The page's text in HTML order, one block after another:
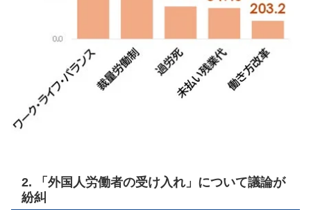
2. 「外国人労働者の受け入れ」について議論が
紛糾